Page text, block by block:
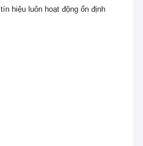
hiệu luôn hoạt động ổn định